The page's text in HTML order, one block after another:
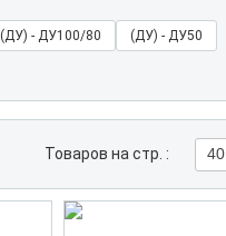
(ДУ) - ДУ100/80
(ДУ) - ДУ50
Товаров на стр. : 40